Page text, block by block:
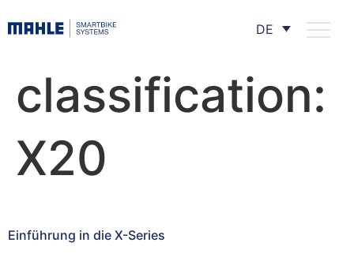
DE
classification:
X20
Einführung in die X-Series